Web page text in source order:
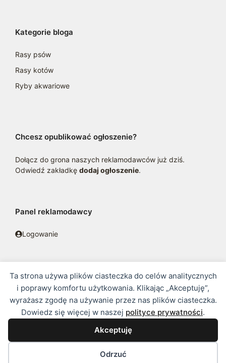
Ta strona używa plików ciasteczka do celów analitycznych
i poprawy komfortu użytkowania. Klikając „Akceptuję”,
wyrażasz zgodę na używanie przez nas plików ciasteczka.
Dowiedz się więcej w naszej polityce prywatności.
Akceptuję
Odrzuć
Kategorie bloga
Rasy psów
Rasy kotów
Ryby akwariowe
Chcesz opublikować ogłoszenie?
Dołącz do grona naszych reklamodawców już dziś.
Odwiedź zakładkę dodaj ogłoszenie.
Panel reklamodawcy
Logowanie
© 2016 - 2026 zoosklepik.pl •Polityka prywatności• Sitemap
Treść niniejszej strony internetowej nie stanowi oferty w rozumieniu
prawa handlowego.